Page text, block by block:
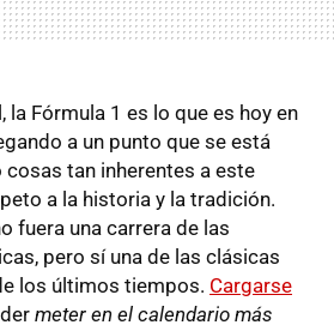
la Fórmula 1 es lo que es hoy en
a un punto que se está
tan inherentes a este
a la historia y la tradición.
fuera una carrera de las
pero sí una de las clásicas
los últimos tiempos. Cargarse
meter en el calendario más